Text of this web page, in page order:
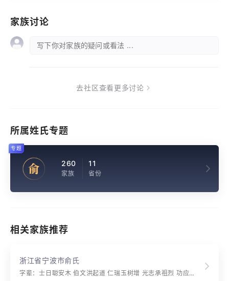
家族讨论
写下你对家族的疑问或看法 ...
去社区查看更多讨论
所属姓氏专题
俞 260
家族
11
省份
专题
相关家族推荐
浙江省宁波市俞氏
字辈：士日聪安木 伯文洪起道 仁瑞玉树增 光志承祖烈 功应昌芳智 开善觉修治 甘棠惟孝廉 高雅正悠常 廷显介福永 康宁庄